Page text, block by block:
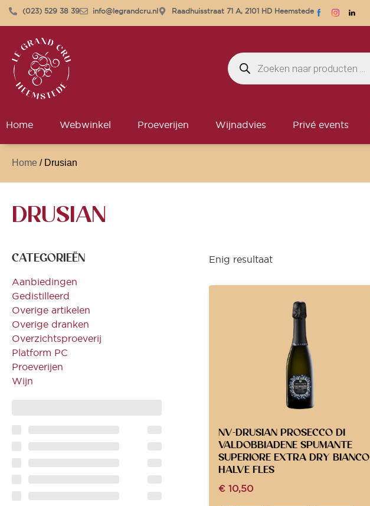
(023) 529 38 39 info@legrandcru.nl Raadhuisstraat 71 A, 2101 HD Heemstede
Home Webwinkel Proeverijen Wijnadvies Privé events
Home / Drusian
DRUSIAN
CATEGORIEËN
Aanbiedingen
Gedistilleerd
Overige artikelen
Overige dranken
Overzichtsproeverij
Platform PC
Proeverijen
Wijn
Enig resultaat
NV-DRUSIAN PROSECCO DI
VALDOBBIADENE SPUMANTE
SUPERIORE EXTRA DRY BIANCO
HALVE FLES
€10,50